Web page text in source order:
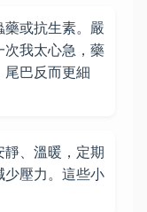
或抗生素。嚴
次我太心急，藥
巴反而更細
、溫暖，定期
少壓力。這些小